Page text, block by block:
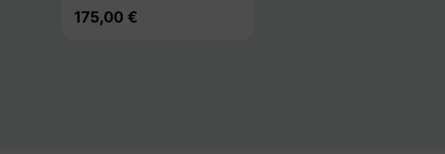
Regulärer Preis:
175,00 €